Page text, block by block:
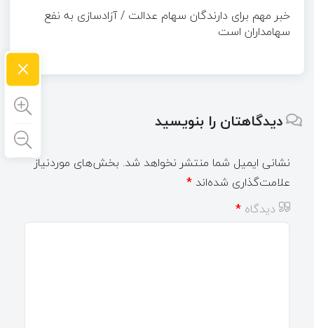
خبر مهم برای دارندگان سهام عدالت / آزادسازی به نفع
سهامداران است
دیدگاهتان را بنویسید
نشانی ایمیل شما منتشر نخواهد شد. بخش‌های موردنیاز
علامت‌گذاری شده‌اند *
دیدگاه *
×